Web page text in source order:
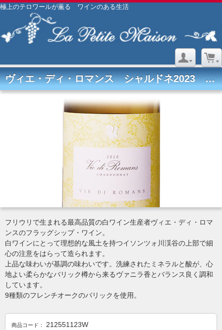
極上のテロワールが薫る ワインのある生活
ヴィエ・ディ・ロマンス シャルドネ2023 ヴィエ・ディ・ロマンス
フリウリで生まれる最高品質の白ワイン生産者ヴィエ・ディ・ロマ
ンスのフラッグシップ・ワイン。
白ワインにとって理想的な風土を持つイソンツォ川渓谷の上部で細
心の注意をはらって造られます。
上品な味わいが基調の味わいです。洗練されたミネラルと酸が、心
地よい柔らかなバリック樽から来るヴァニラ香とバランス良く調和
しています。
9種類のフレンチオークのバリックを使用。
商品コード：
212551123W